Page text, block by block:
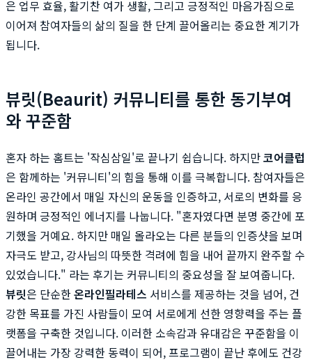
은 업무 효율, 활기찬 여가 생활, 그리고 긍정적인 마음가짐으로
이어져 참여자들의 삶의 질을 한 단계 끌어올리는 중요한 계기가
됩니다.
뷰릿(Beaurit) 커뮤니티를 통한 동기부여
와 꾸준함
혼자 하는 홈트는 '작심삼일'로 끝나기 쉽습니다. 하지만코어클럽
은 함께하는 '커뮤니티'의 힘을 통해 이를 극복합니다. 참여자들은
온라인 공간에서 매일 자신의 운동을 인증하고, 서로의 변화를 응
원하며 긍정적인 에너지를 나눕니다. "혼자였다면 분명 중간에 포
기했을 거예요. 하지만 매일 올라오는 다른 분들의 인증샷을 보며
자극도 받고, 강사님의 따뜻한 격려에 힘을 내어 끝까지 완주할 수
있었습니다." 라는 후기는 커뮤니티의 중요성을 잘 보여줍니다.
뷰릿은 단순한온라인필라테스 서비스를 제공하는 것을 넘어, 건
강한 목표를 가진 사람들이 모여 서로에게 선한 영향력을 주는 플
랫폼을 구축한 것입니다. 이러한 소속감과 유대감은 꾸준함을 이
끌어내는 가장 강력한 동력이 되어, 프로그램이 끝난 후에도 건강